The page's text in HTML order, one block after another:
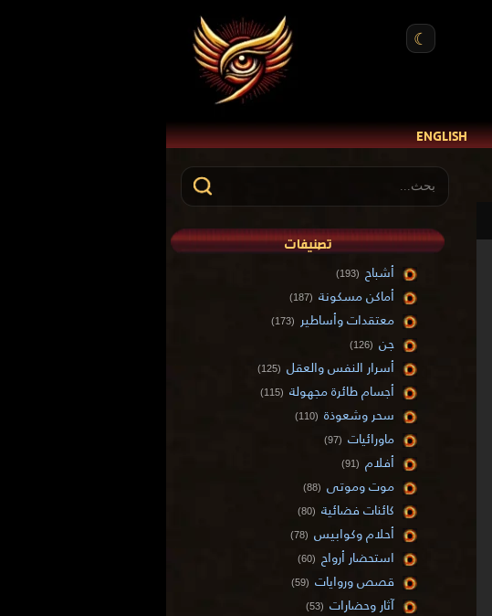
☾
ENGLISH
تصنيفات
أشباح (193)
أماكن مسكونة (187)
معتقدات وأساطير (173)
جن (126)
أسرار النفس والعقل (125)
أجسام طائرة مجهولة (115)
سحر وشعوذة (110)
ماورائيات (97)
أفلام (91)
موت وموتى (88)
كائنات فضائية (80)
أحلام وكوابيس (78)
استحضار أرواح (60)
قصص وروايات (59)
آثار وحضارات (53)